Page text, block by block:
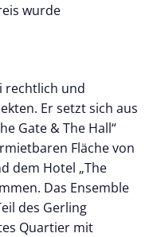
wurde
rechtlich und
Er setzt sich aus
Gate & The Hall“
Fläche von
dem Hotel „The
Das Ensemble
des Gerling
Quartier mit